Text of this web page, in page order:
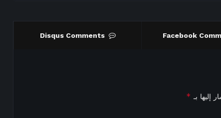
Facebook
Disqus Comments
إليها بـ *